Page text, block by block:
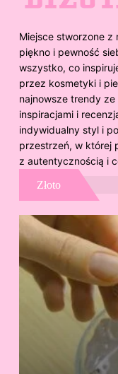
Miejsce stworzone z
piękno i pewność
wszystko, co
przez kosmetyki i
najnowsze trendy
inspiracjami i
indywidualny styl i
przestrzeń, w której
z autentycznością i
Złoto